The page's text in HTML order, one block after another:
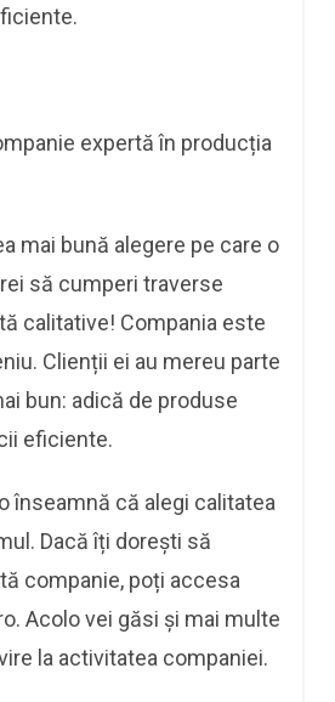
expertă în producția
mai bună alegere pe care o
să cumperi traverse
calitative! Compania este
Clienții ei au mereu parte
bun: adică de produse
eficiente.
înseamnă că alegi calitatea
Dacă îți dorești să
companie, poți accesa
Acolo vei găsi și mai multe
la activitatea companiei.